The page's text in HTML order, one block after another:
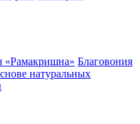
«Рамакришна» Благовония
натуральных